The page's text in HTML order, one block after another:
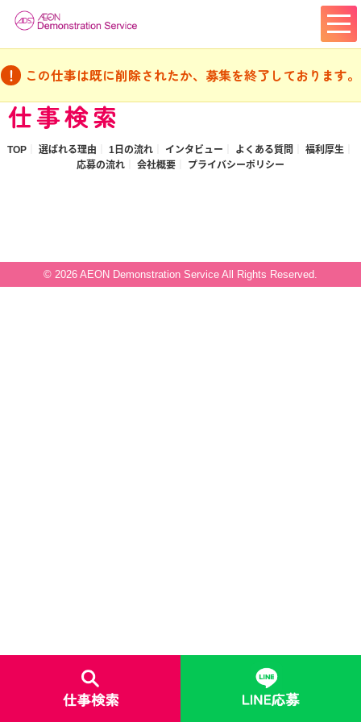
仕事検索
この仕事は既に削除されたか、募集を終了しております。
TOP 選ばれる理由 1日の流れ インタビュー よくある質問
福利厚生
応募の流れ
会社概要 プライバシーポリシー
© 2026 AEON Demonstration Service All Rights Reserved.